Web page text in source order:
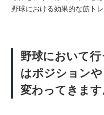
野球における効果的な筋ト
野球において
はポジション
変わってきます